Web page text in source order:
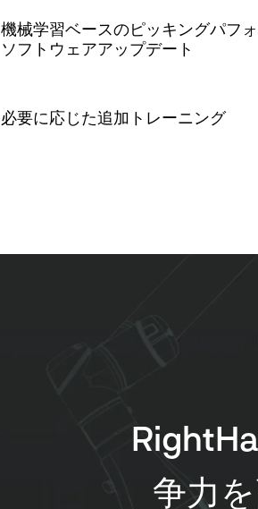
機械学習ベースのピッキングパフ
ソフトウェアアップデート
必要に応じた追加トレーニング
争力